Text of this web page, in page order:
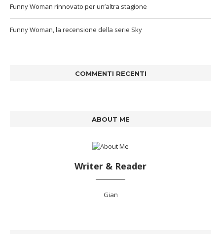
Funny Woman rinnovato per un’altra stagione
Funny Woman, la recensione della serie Sky
COMMENTI RECENTI
ABOUT ME
Writer & Reader
Gian